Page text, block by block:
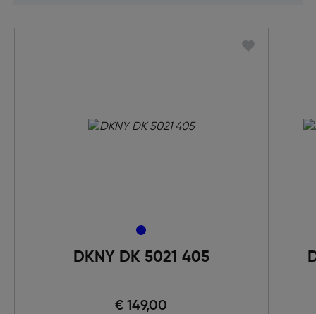
DKNY DK 5021 405
€ 149,00